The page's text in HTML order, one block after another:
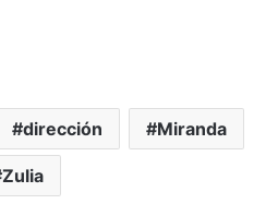
dirección Miranda
Zulia